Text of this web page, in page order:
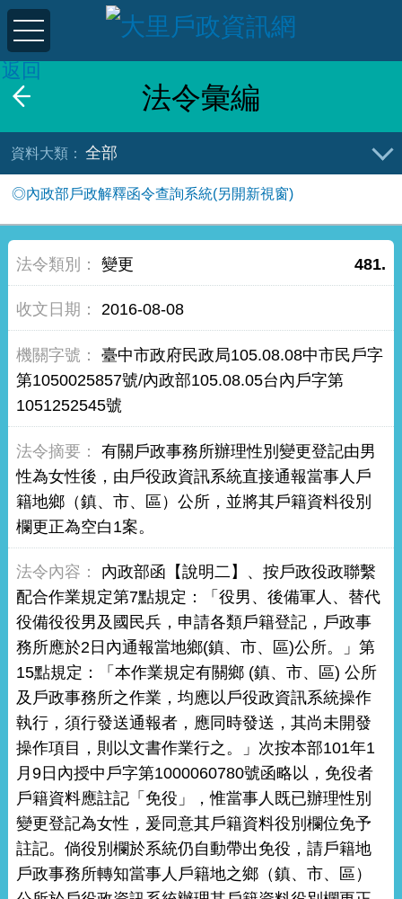
法令彙編
返回
全部
◎內政部戶政解釋函令查詢系統(另開新視窗)
481.
變更
2016-08-08
臺中市政府民政局105.08.08中市民戶字
第1050025857號/內政部105.08.05台內戶字第
1051252545號
有關戶政事務所辦理性別變更登記由男
性為女性後，由戶役政資訊系統直接通報當事人戶
籍地鄉（鎮、市、區）公所，並將其戶籍資料役別
欄更正為空白1案。
內政部函【說明二】、按戶政役政聯繫
配合作業規定第7點規定：「役男、後備軍人、替代
役備役役男及國民兵，申請各類戶籍登記，戶政事
務所應於2日內通報當地鄉(鎮、市、區)公所。」第
15點規定：「本作業規定有關鄉 (鎮、市、區) 公所
及戶政事務所之作業，均應以戶役政資訊系統操作
執行，須行發送通報者，應同時發送，其尚未開發
操作項目，則以文書作業行之。」次按本部101年1
月9日內授中戶字第1000060780號函略以，免役者
戶籍資料應註記「免役」，惟當事人既已辦理性別
變更登記為女性，爰同意其戶籍資料役別欄位免予
註記。倘役別欄於系統仍自動帶出免役，請戶籍地
戶政事務所轉知當事人戶籍地之鄉（鎮、市、區）